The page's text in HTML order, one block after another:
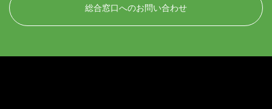
総合窓口へのお問い合わせ